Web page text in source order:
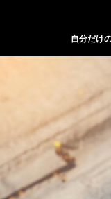
自分だけ